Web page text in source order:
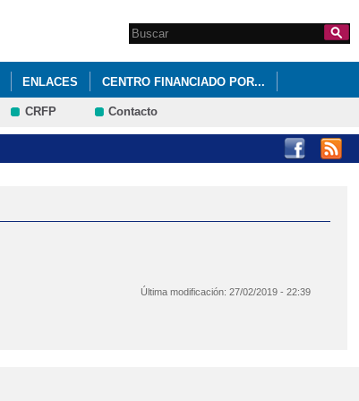
Formulario de
búsqueda
Search this site
ENLACES CENTRO FINANCIADO POR...
CRFP Contacto
Última modificación:27/02/2019 - 22:39